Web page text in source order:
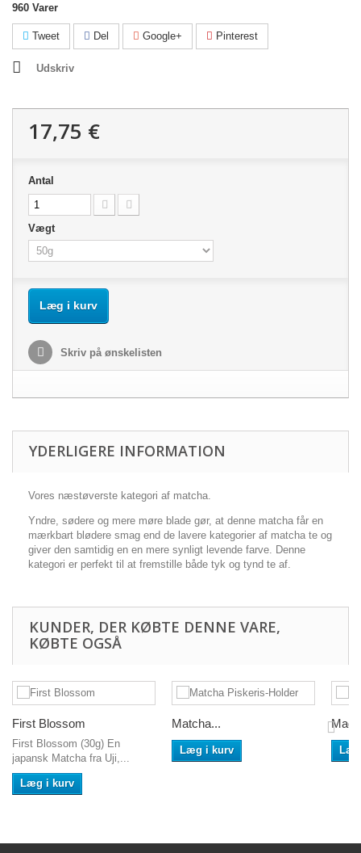
960 Varer
Tweet Del Google+ Pinterest
Udskriv
17,75 €
Antal
Vægt
Læg i kurv
Skriv på ønskelisten
YDERLIGERE INFORMATION
Vores næstøverste kategori af matcha.
Yndre, sødere og mere møre blade gør, at denne matcha får en
mærkbart blødere smag end de lavere kategorier af matcha te og
giver den samtidig en en mere synligt levende farve. Denne
kategori er perfekt til at fremstille både tyk og tynd te af.
KUNDER, DER KØBTE DENNE VARE,
KØBTE OGSÅ
First Blossom
First Blossom (30g) En
japansk Matcha fra Uji,...
Læg i kurv
Matcha...
Læg i kurv